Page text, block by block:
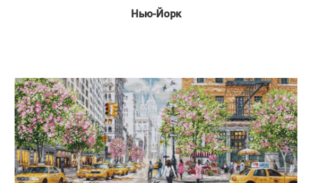
Нью-Йорк